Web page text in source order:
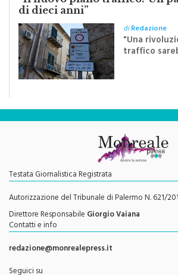
di dieci anni”
diRedazione
"Una
traffico
Testata Giornalistica Registrata
Autorizzazione del Tribunale di Palermo N. 621/
Direttore Responsabile Giorgio Vaiana
Contatti e info
redazione@monrealepress.it